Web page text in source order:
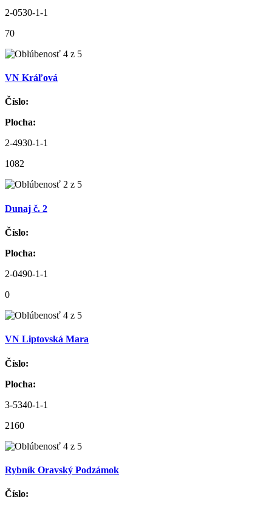
2-0530-1-1
70
VN Kráľová
Číslo:
Plocha:
2-4930-1-1
1082
Dunaj č. 2
Číslo:
Plocha:
2-0490-1-1
0
VN Liptovská Mara
Číslo:
Plocha:
3-5340-1-1
2160
Rybník Oravský Podzámok
Číslo: